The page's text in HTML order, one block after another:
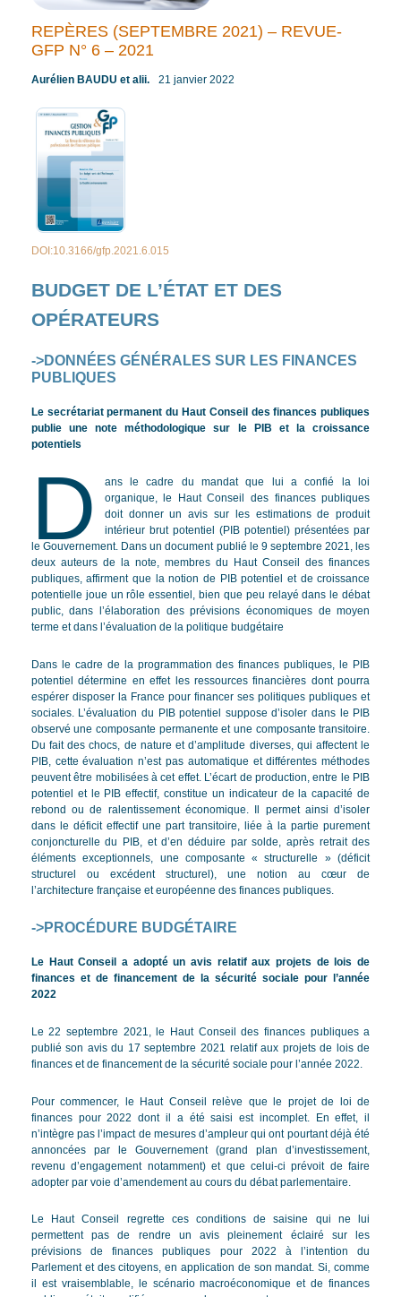
REPÈRES (SEPTEMBRE 2021) – REVUE-
GFP N° 6 – 2021
Aurélien BAUDU et alii. 21 janvier 2022
DOI:10.3166/gfp.2021.6.015
BUDGET DE L’ÉTAT ET DES
OPÉRATEURS
->DONNÉES GÉNÉRALES SUR LES FINANCES
PUBLIQUES
Le secrétariat permanent du Haut Conseil des finances publiques
publie une note méthodologique sur le PIB et la croissance
potentiels
D
ans le cadre du mandat que lui a confié la loi
organique, le Haut Conseil des finances publiques
doit donner un avis sur les estimations de produit
intérieur brut potentiel (PIB potentiel) présentées par
le Gouvernement. Dans un document publié le 9 septembre 2021, les
deux auteurs de la note, membres du Haut Conseil des finances
publiques, affirment que la notion de PIB potentiel et de croissance
potentielle joue un rôle essentiel, bien que peu relayé dans le débat
public, dans l’élaboration des prévisions économiques de moyen
terme et dans l’évaluation de la politique budgétaire
Dans le cadre de la programmation des finances publiques, le PIB
potentiel détermine en effet les ressources financières dont pourra
espérer disposer la France pour financer ses politiques publiques et
sociales. L’évaluation du PIB potentiel suppose d’isoler dans le PIB
observé une composante permanente et une composante transitoire.
Du fait des chocs, de nature et d’amplitude diverses, qui affectent le
PIB, cette évaluation n’est pas automatique et différentes méthodes
peuvent être mobilisées à cet effet. L’écart de production, entre le PIB
potentiel et le PIB effectif, constitue un indicateur de la capacité de
rebond ou de ralentissement économique. Il permet ainsi d’isoler
dans le déficit effectif une part transitoire, liée à la partie purement
conjoncturelle du PIB, et d’en déduire par solde, après retrait des
éléments exceptionnels, une composante « structurelle » (déficit
structurel ou excédent structurel), une notion au cœur de
l’architecture française et européenne des finances publiques.
->PROCÉDURE BUDGÉTAIRE
Le Haut Conseil a adopté un avis relatif aux projets de lois de
finances et de financement de la sécurité sociale pour l’année
2022
Le 22 septembre 2021, le Haut Conseil des finances publiques a
publié son avis du 17 septembre 2021 relatif aux projets de lois de
finances et de financement de la sécurité sociale pour l’année 2022.
Pour commencer, le Haut Conseil relève que le projet de loi de
finances pour 2022 dont il a été saisi est incomplet. En effet, il
n’intègre pas l’impact de mesures d’ampleur qui ont pourtant déjà été
annoncées par le Gouvernement (grand plan d’investissement,
revenu d’engagement notamment) et que celui-ci prévoit de faire
adopter par voie d’amendement au cours du débat parlementaire.
Le Haut Conseil regrette ces conditions de saisine qui ne lui
permettent pas de rendre un avis pleinement éclairé sur les
prévisions de finances publiques pour 2022 à l’intention du
Parlement et des citoyens, en application de son mandat. Si, comme
il est vraisemblable, le scénario macroéconomique et de finances